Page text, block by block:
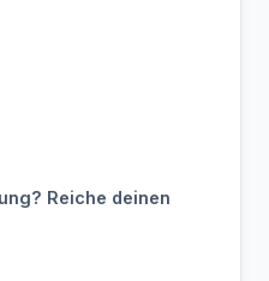
Reiche deinen